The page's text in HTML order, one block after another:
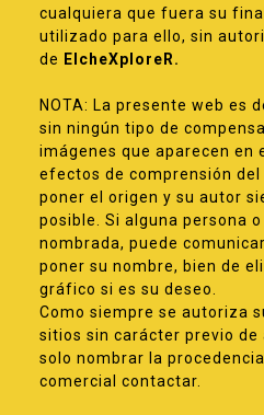
cualquiera que fuera su
utilizado para ello, sin
de ElcheXploreR.
NOTA: La presente web es
sin ningún tipo de
imágenes que aparecen en
efectos de comprensión
poner el origen y su autor
posible. Si alguna persona
nombrada, puede
poner su nombre, bien de
gráfico si es su deseo.
Como siempre se autoriza
sitios sin carácter previo
solo nombrar la
comercial contactar.